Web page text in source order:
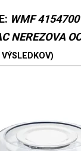
WMF
NEREZOVA